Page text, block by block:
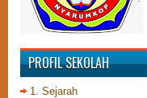
PROFIL SEKOLAH
1. Sejarah